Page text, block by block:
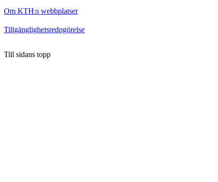
Om KTH:s webbplatser
Tillgänglighetsredogörelse
Till sidans topp